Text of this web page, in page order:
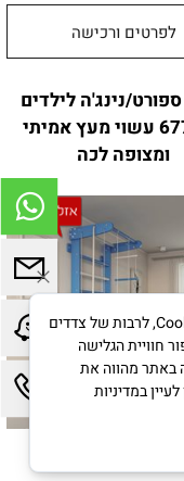
לפרטים ורכישה
נינג'ה לילדים
677916 עשוי מעץ אמיתי
ומצופה לכה
לידיעתך, באתרנו נעשה שימוש בקבצי Cookies, לרבות של צדדים
חוויית הגלישה
באתר מהווה את
במדיניות